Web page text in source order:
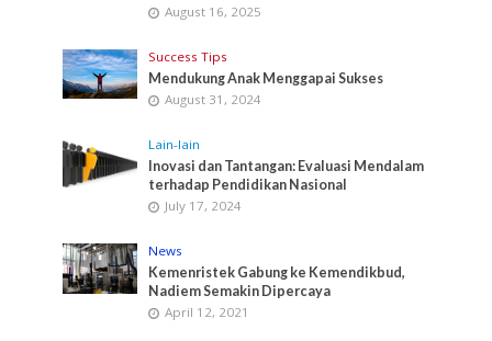
August 16, 2025
Success Tips
Mendukung Anak Menggapai Sukses
August 31, 2024
Lain-lain
Inovasi dan Tantangan: Evaluasi Mendalam
terhadap Pendidikan Nasional
July 17, 2024
News
Kemenristek Gabung ke Kemendikbud,
Nadiem Semakin Dipercaya
April 12, 2021